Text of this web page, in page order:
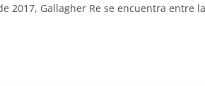
2017, Gallagher Re se encuentra entre